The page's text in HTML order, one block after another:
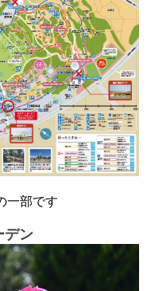
一部です
デン